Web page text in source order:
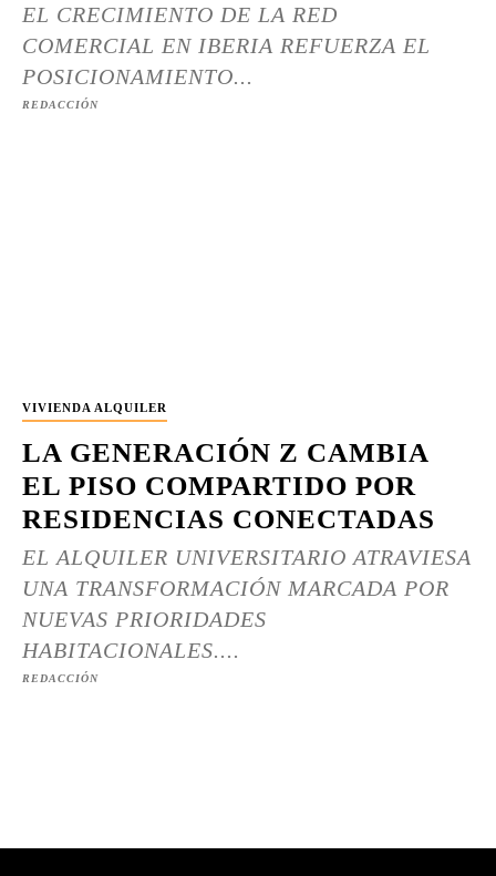
EL CRECIMIENTO DE LA RED
COMERCIAL EN IBERIA REFUERZA EL
POSICIONAMIENTO...
REDACCIÓN
VIVIENDA ALQUILER
LA GENERACIÓN Z CAMBIA
EL PISO COMPARTIDO POR
RESIDENCIAS CONECTADAS
EL ALQUILER UNIVERSITARIO ATRAVIESA
UNA TRANSFORMACIÓN MARCADA POR
NUEVAS PRIORIDADES
HABITACIONALES....
REDACCIÓN